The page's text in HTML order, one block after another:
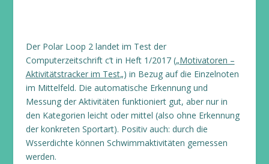
Der Polar Loop 2 landet im Test der
Computerzeitschrift c’t in Heft 1/2017 („Motivatoren –
Aktivitätstracker im Test„) in Bezug auf die Einzelnoten
im Mittelfeld. Die automatische Erkennung und
Messung der Aktivitäten funktioniert gut, aber nur in
den Kategorien leicht oder mittel (also ohne Erkennung
der konkreten Sportart). Positiv auch: durch die
Wsserdichte können Schwimmaktivitäten gemessen
werden.